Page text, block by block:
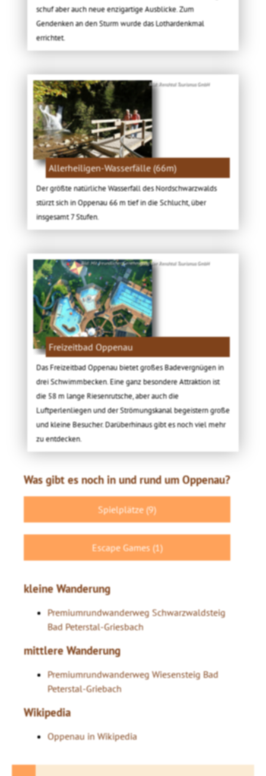
schuf aber auch neue enzigartige Ausblicke. Zum
Gendenken an den Sturm wurde das Lothardenkmal
errichtet.
Bild: Renchtal Tourismus GmbH
Allerheiligen-Wasserfälle (66m)
Der größte natürliche Wasserfall des Nordschwarzwalds
stürzt sich in Oppenau 66 m tief in die Schlucht, über
insgesamt 7 Stufen.
Bild: Mit freundlicher Genehmigung der Renchtal Tourismus GmbH
Freizeitbad Oppenau
Das Freizeitbad Oppenau bietet großes Badevergnügen in
drei Schwimmbecken. Eine ganz besondere Attraktion ist
die 58 m lange Riesenrutsche, aber auch die
Luftperlenliegen und der Strömungskanal begeistern große
und kleine Besucher. Darüberhinaus gibt es noch viel mehr
zu entdecken.
Was gibt es noch in und rund um Oppenau?
Spielplätze (9)
Escape Games (1)
kleine Wanderung
Premiumrundwanderweg Schwarzwaldsteig
Bad Peterstal-Griesbach
mittlere Wanderung
Premiumrundwanderweg Wiesensteig Bad
Peterstal-Griebach
Wikipedia
Oppenau in Wikipedia